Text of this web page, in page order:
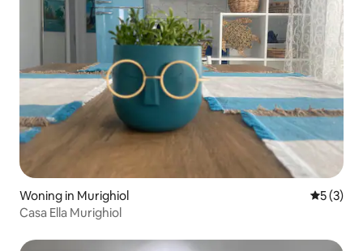
Woning in Murighiol
5 (3)
Casa Ella Murighiol